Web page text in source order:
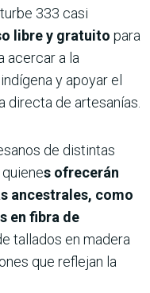
333 casi
libre y gratuito para
acercar a la
y apoyar el
directa de artesanías.
de distintas
s ofrecerán
ancestrales, como
en fibra de
tallados en madera
que reflejan la